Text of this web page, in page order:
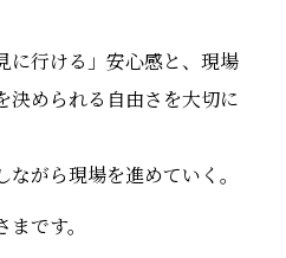
に行ける」安心感と、現場
決められる自由さを大切に
がら現場を進めていく。
です。